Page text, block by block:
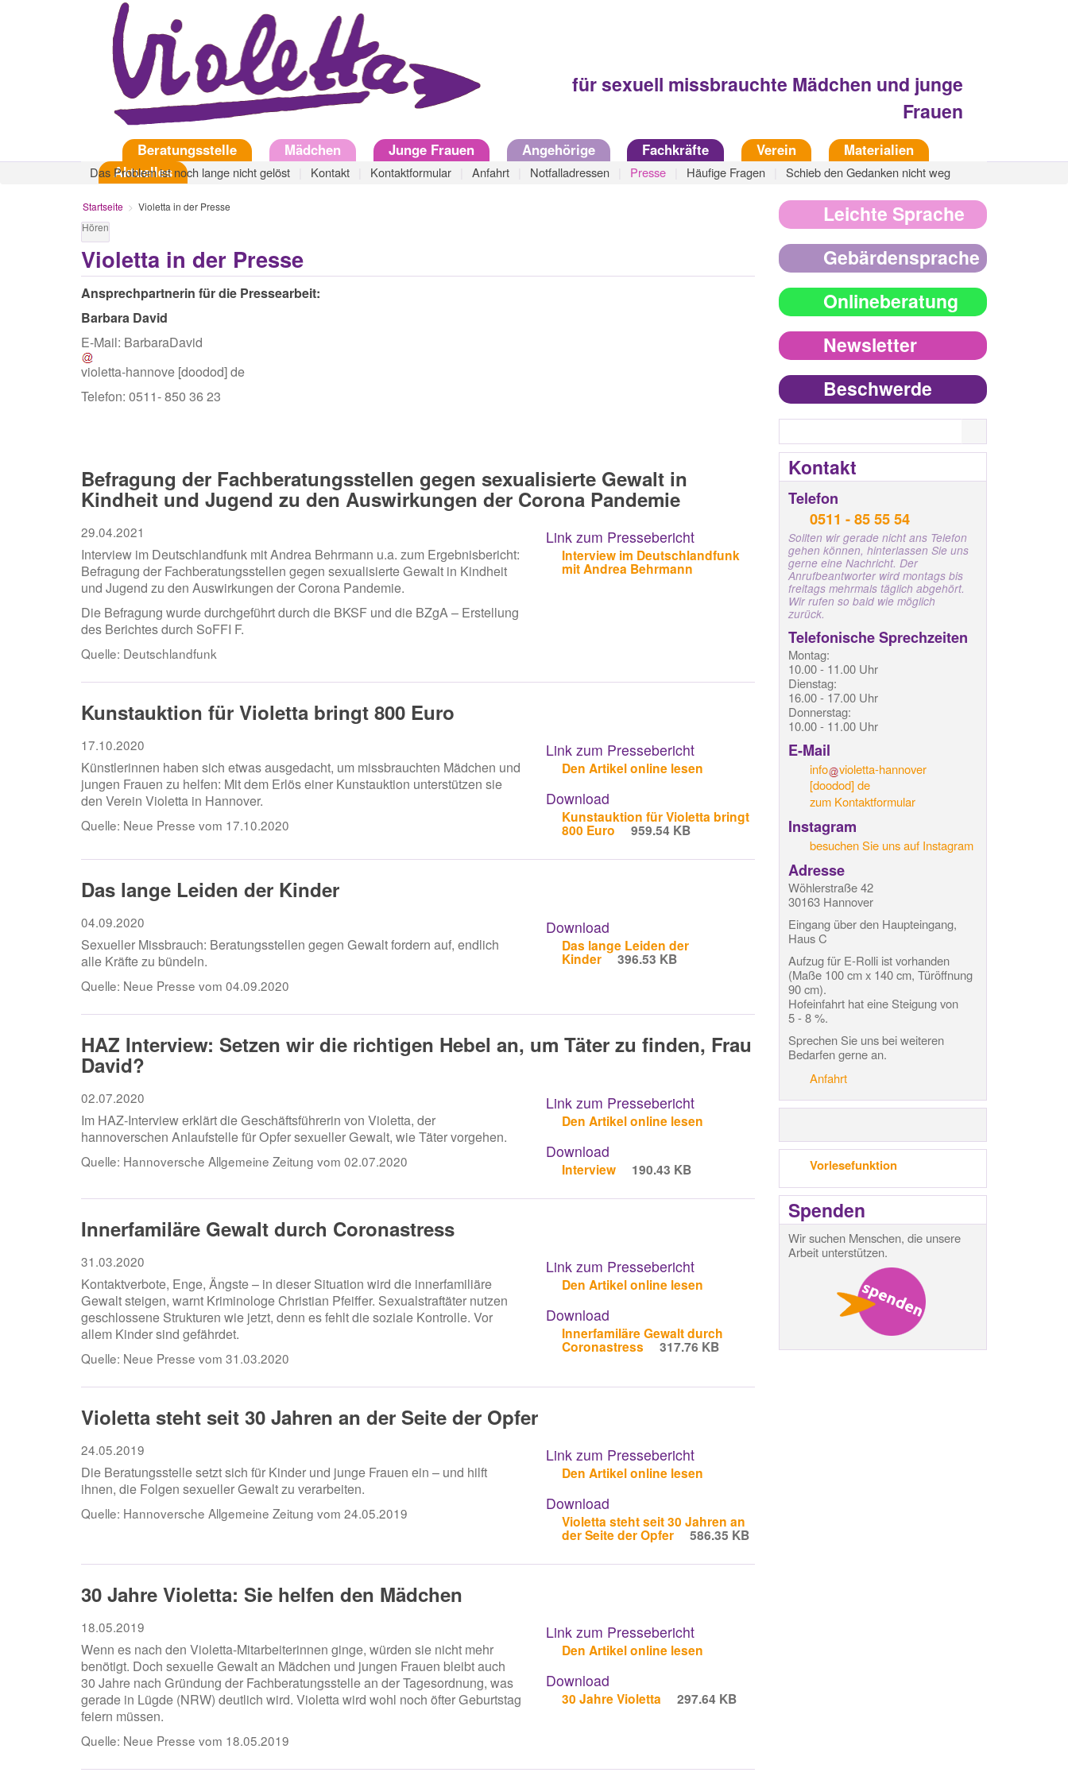
für sexuell missbrauchte Mädchen und junge
Frauen
Startseite
Das Problem ist noch lange nicht gelöst Kontakt Kontaktformular Anfahrt Notfalladressen Presse Häufige Fragen Schieb den Gedanken nicht weg
Beratungsstelle Mädchen Junge Frauen Angehörige Fachkräfte Verein
Materialien
Aktuelles
Startseite
Violetta in der Presse
Hören
Violetta in der Presse
Ansprechpartnerin für die Pressearbeit:
Barbara David
E-Mail: BarbaraDavid
violetta-hannove [doodod]de
Telefon: 0511- 850 36 23
Befragung der Fachberatungsstellen gegen sexualisierte Gewalt in
Kindheit und Jugend zu den Auswirkungen der Corona Pandemie
29.04.2021
Interview im Deutschlandfunk mit Andrea Behrmann u.a. zum Ergebnisbericht:
Befragung der Fachberatungsstellen gegen sexualisierte Gewalt in Kindheit
und Jugend zu den Auswirkungen der Corona Pandemie.
Die Befragung wurde durchgeführt durch die BKSF und die BZgA – Erstellung
des Berichtes durch SoFFI F.
Quelle: Deutschlandfunk
Link zum Pressebericht
Interview im Deutschlandfunk
mit Andrea Behrmann
Kunstauktion für Violetta bringt 800 Euro
17.10.2020
Künstlerinnen haben sich etwas ausgedacht, um missbrauchten Mädchen und
jungen Frauen zu helfen: Mit dem Erlös einer Kunstauktion unterstützen sie
den Verein Violetta in Hannover.
Quelle: Neue Presse vom 17.10.2020
Link zum Pressebericht
Den Artikel online lesen
Download
Kunstauktion für Violetta bringt
800 Euro 959.54 KB
Das lange Leiden der Kinder
04.09.2020
Sexueller Missbrauch: Beratungsstellen gegen Gewalt fordern auf, endlich
alle Kräfte zu bündeln.
Quelle: Neue Presse vom 04.09.2020
Download
Das lange Leiden der
Kinder 396.53 KB
HAZ Interview: Setzen wir die richtigen Hebel an, um Täter zu finden, Frau
David?
02.07.2020
Im HAZ-Interview erklärt die Geschäftsführerin von Violetta, der
hannoverschen Anlaufstelle für Opfer sexueller Gewalt, wie Täter vorgehen.
Quelle: Hannoversche Allgemeine Zeitung vom 02.07.2020
Link zum Pressebericht
Den Artikel online lesen
Download
Interview 190.43 KB
Innerfamiläre Gewalt durch Coronastress
31.03.2020
Kontaktverbote, Enge, Ängste – in dieser Situation wird die innerfamiliäre
Gewalt steigen, warnt Kriminologe Christian Pfeiffer. Sexualstraftäter nutzen
geschlossene Strukturen wie jetzt, denn es fehlt die soziale Kontrolle. Vor
allem Kinder sind gefährdet.
Quelle: Neue Presse vom 31.03.2020
Link zum Pressebericht
Den Artikel online lesen
Download
Innerfamiläre Gewalt durch
Coronastress 317.76 KB
Violetta steht seit 30 Jahren an der Seite der Opfer
24.05.2019
Die Beratungsstelle setzt sich für Kinder und junge Frauen ein – und hilft
ihnen, die Folgen sexueller Gewalt zu verarbeiten.
Quelle: Hannoversche Allgemeine Zeitung vom 24.05.2019
Link zum Pressebericht
Den Artikel online lesen
Download
Violetta steht seit 30 Jahren an
der Seite der Opfer 586.35 KB
30 Jahre Violetta: Sie helfen den Mädchen
18.05.2019
Wenn es nach den Violetta-Mitarbeiterinnen ginge, würden sie nicht mehr
benötigt. Doch sexuelle Gewalt an Mädchen und jungen Frauen bleibt auch
30 Jahre nach Gründung der Fachberatungsstelle an der Tagesordnung, was
gerade in Lügde (NRW) deutlich wird. Violetta wird wohl noch öfter Geburtstag
feiern müssen.
Quelle: Neue Presse vom 18.05.2019
Link zum Pressebericht
Den Artikel online lesen
Download
30 Jahre Violetta 297.64 KB
Leichte Sprache
Gebärdensprache
Onlineberatung
Newsletter
Beschwerde
Kontakt
Telefon
0511 - 85 55 54
Sollten wir gerade nicht ans Telefon
gehen können, hinterlassen Sie uns
gerne eine Nachricht. Der
Anrufbeantworter wird montags bis
freitags mehrmals täglich abgehört.
Wir rufen so bald wie möglich
zurück.
Telefonische Sprechzeiten
Montag:
10.00 - 11.00 Uhr
Dienstag:
16.00 - 17.00 Uhr
Donnerstag:
10.00 - 11.00 Uhr
E-Mail
info
violetta-hannover
[doodod] de
zum Kontaktformular
Instagram
besuchen Sie uns auf Instagram
Adresse
Wöhlerstraße 42
30163 Hannover
Eingang über den Haupteingang,
Haus C
Aufzug für E-Rolli ist vorhanden
(Maße 100 cm x 140 cm, Türöffnung
90 cm).
Hofeinfahrt hat eine Steigung von
5 - 8 %.
Sprechen Sie uns bei weiteren
Bedarfen gerne an.
Anfahrt
Vorlesefunktion
Spenden
Wir suchen Menschen, die unsere
Arbeit unterstützen.